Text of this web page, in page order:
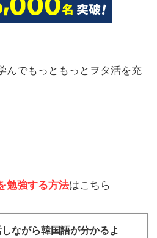
んでもっともっとヲタ活を充
勉強する方法はこちら
しながら韓国語が分かるよ